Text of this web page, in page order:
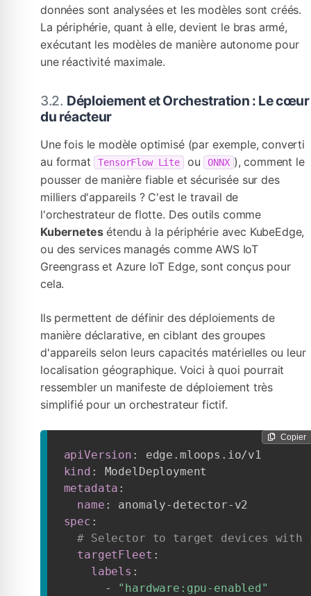
données sont analysées et les modèles sont créés.
La périphérie, quant à elle, devient le bras armé,
exécutant les modèles de manière autonome pour
une réactivité maximale.
Déploiement et Orchestration : Le cœur
du réacteur
Une fois le modèle optimisé (par exemple, converti
au format TensorFlow Lite ou ONNX ), comment le
pousser de manière fiable et sécurisée sur des
milliers d'appareils ? C'est le travail de
l'orchestrateur de flotte. Des outils comme
Kubernetesétendu à la périphérie avec KubeEdge,
ou des services managés comme AWS IoT
Greengrass et Azure IoT Edge, sont conçus pour
cela.
Ils permettent de définir des déploiements de
manière déclarative, en ciblant des groupes
d'appareils selon leurs capacités matérielles ou leur
localisation géographique. Voici à quoi pourrait
ressembler un manifeste de déploiement très
simplifié pour un orchestrateur fictif.
Copier
apiVersion :
kind :
metadata :
name : anomaly- detector-
spec :
# Selector to target devices
targetFleet :
labels :
-
"hardware:gpu-enabled"